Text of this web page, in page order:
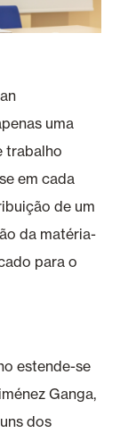
uma
trabalho
em cada
de um
da matéria-
para o
estende-se
Ganga,
dos